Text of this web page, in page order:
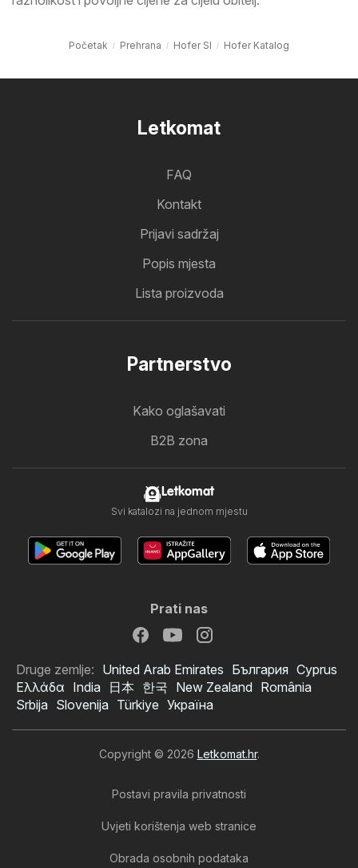
Hofer SI katalog
Početak Prehrana Hofer SI Hofer Katalog
Letkomat
FAQ
Kontakt
Prijavi sadržaj
Popis mjesta
Lista proizvoda
Partnerstvo
Kako oglašavati
B2B zona
Letkomat
Svi katalozi na jednom mjestu
Prati nas
Druge zemlje: United Arab Emirates България Cyprus
Ελλάδα India 日本 한국 New Zealand România
Srbija Slovenija Türkiye Україна
Copyright © 2026 Letkomat.hr.
Postavi pravila privatnosti
Uvjeti korištenja web stranice
Obrada osobnih podataka